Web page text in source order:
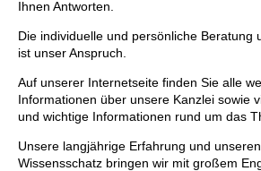
Ihnen Antworten.
Die individuelle und persönliche Beratung
ist unser Anspruch.
Auf unserer Internetseite finden Sie alle
Informationen über unsere Kanzlei sowie
und wichtige Informationen rund um das
Unsere langjährige Erfahrung und
Wissensschatz bringen wir mit großem